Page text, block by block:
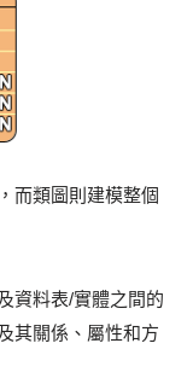
而類圖則建模整個
資料表/實體之間的
其關係、屬性和方